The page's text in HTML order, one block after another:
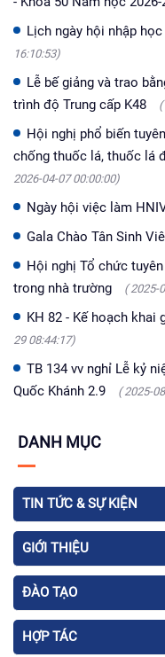
Lịch ngày hội nhập
16:10:53)
Lễ bế giảng và trao
trình độ Trung cấp K48
Hội nghị phổ biến
chống thuốc lá, thuốc lá
2026-04-07 00:00:00)
Ngày hội việc làm
Gala Chào Tân Sinh
Hội nghị Tổ chức
trong nhà trường
( 2025-
KH 82 - Kế hoạch khai
29 08:44:17)
TB 134 vv nghỉ Lễ kỷ
Quốc Khánh 2.9
( 2025-
DANH MỤC
TIN TỨC & SỰ KIỆN
GIỚI THIỆU
ĐÀO TẠO
HỢP TÁC